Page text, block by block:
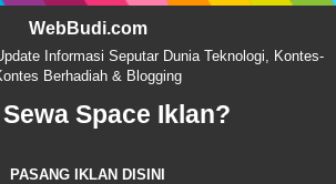
WebBudi.com
Informasi Seputar Dunia Teknologi, Kontes-
Berhadiah & Blogging
Space Iklan?
PASANG IKLAN DISINI